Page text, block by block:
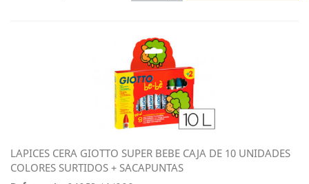
LAPICES CERA GIOTTO SUPER BEBE CAJA DE 10 UNIDADES
COLORES SURTIDOS + SACAPUNTAS